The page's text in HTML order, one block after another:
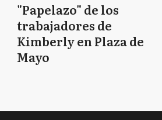
"Papelazo" de los
trabajadores de
Kimberly en Plaza de
Mayo